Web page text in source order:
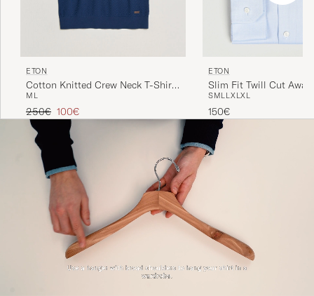
ETON
Cotton Knitted Crew Neck T-Shirt
Navy Blue
M L
Regulärer Preis
250€ Reduzierter Preis
100€
ETON
Slim Fit Twill Cut
Blue
SMLLXLXL
150€